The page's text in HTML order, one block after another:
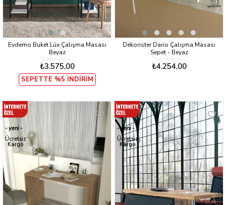
Evdemo Buket Lüx Çalışma Masası
Beyaz
₺3.575,00
SEPETTE %5 İNDİRİM
Dekorister Dario Çalışma Masası
Sepet - Beyaz
₺4.254,00
yeni
ürün
Ücretsiz
Kargo
yeni
ürün
Ücretsiz
Kargo